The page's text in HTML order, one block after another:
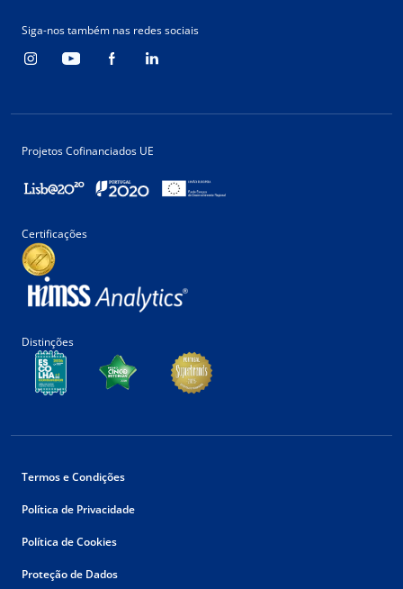
Siga-nos também nas redes sociais
Projetos Cofinanciados UE
Certificações
Distinções
Termos e Condições
Política de Privacidade
Política de Cookies
Proteção de Dados